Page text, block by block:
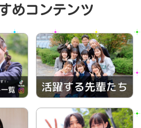
めコンテンツ